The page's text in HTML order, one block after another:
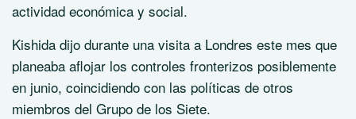
actividad económica y social.
Kishida dijo durante una visita a Londres este mes que
planeaba aflojar los controles fronterizos posiblemente
en junio, coincidiendo con las políticas de otros
miembros del Grupo de los Siete.